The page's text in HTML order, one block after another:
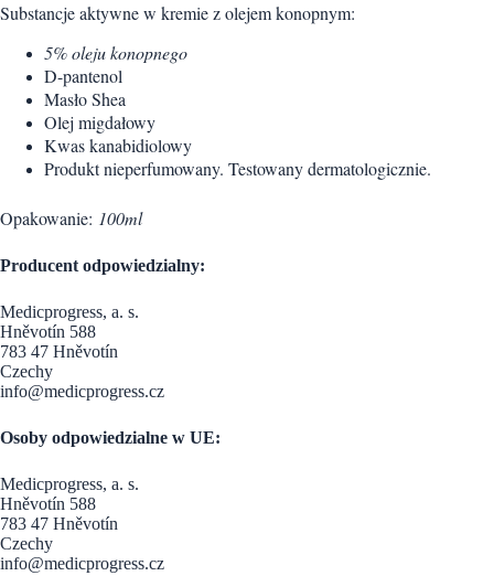
Substancje aktywne w kremie z olejem konopnym:
5% oleju konopnego
D-pantenol
Masło Shea
Olej migdałowy
Kwas kanabidiolowy
Produkt nieperfumowany. Testowany dermatologicznie.
Opakowanie: 100ml
Producent odpowiedzialny:
Medicprogress, a. s.
Hněvotín 588
783 47 Hněvotín
Czechy
info@medicprogress.cz
Osoby odpowiedzialne w UE:
Medicprogress, a. s.
Hněvotín 588
783 47 Hněvotín
Czechy
info@medicprogress.cz